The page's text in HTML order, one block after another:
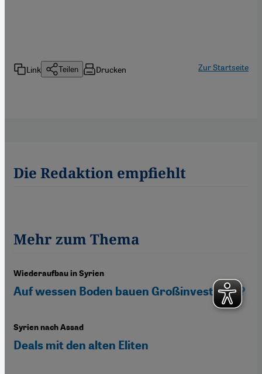
Link Teilen Drucken Zur Startseite
Die Redaktion empfiehlt
Mehr zum Thema
Wiederaufbau in Syrien
Auf wessen Boden bauen Großinvestoren?
Syrien nach Assad
Deals mit den alten Eliten